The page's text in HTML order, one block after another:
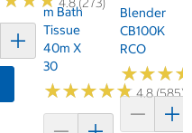
에 담기
M Bath
Tissue
40m X
30
★★★★★
★★★★★4.8 (585)
Blender
CB100K
RCO
★★★
★★★